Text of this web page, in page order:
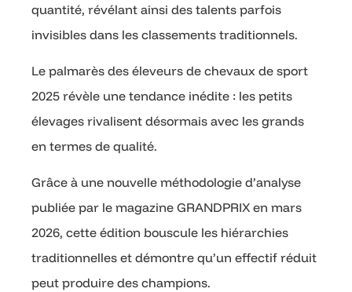
quantité, révélant ainsi des talents parfois
invisibles dans les classements traditionnels.
Le palmarès des éleveurs de chevaux de sport
2025 révèle une tendance inédite : les petits
élevages rivalisent désormais avec les grands
en termes de qualité.
Grâce à une nouvelle méthodologie d’analyse
publiée par le magazine GRANDPRIX en mars
2026, cette édition bouscule les hiérarchies
traditionnelles et démontre qu’un effectif réduit
peut produire des champions.